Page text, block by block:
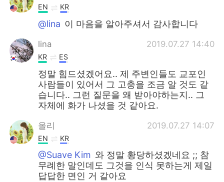
EN KR
@lina 이 마음을 알아주셔서 감사합니다
lina 2019.07.27 14:40
KR ES
정말 힘드셨겠어요.. 제 주변인들도 교포인
사람들이 있어서 그 고충을 조금 알 것도 같
습니다.. 그런 질문을 왜 받아야하는지.. 그
자체에 화가 나셨을 것 같아요.
올리 2019.07.27 14:07
EN KR
@Suave Kim 와 정말 황당하셨겠네요 ;; 참
무례한 말인데도 그것을 인식 못하는게 제일
답답한 면인 거 같아요